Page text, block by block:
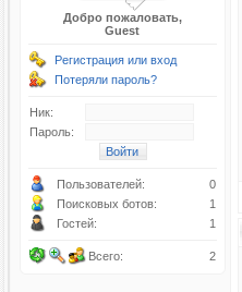
Добро пожаловать,
Guest
Регистрация или вход
Потеряли пароль?
Ник:
Пароль:
Пользователей:
0
Поисковых ботов:
1
Гостей:
1
Всего: 2